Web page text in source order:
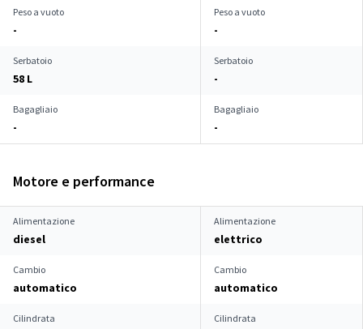
Peso a vuoto
-
Peso a vuoto
-
Serbatoio
58 L
Serbatoio
-
Bagagliaio
-
Bagagliaio
-
Motore e performance
Alimentazione
diesel
Alimentazione
elettrico
Cambio
automatico
Cambio
automatico
Cilindrata Cilindrata